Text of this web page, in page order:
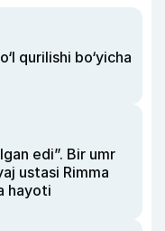
qurilishi bo‘yicha
edi”. Bir umr
ustasi Rimma
hayoti